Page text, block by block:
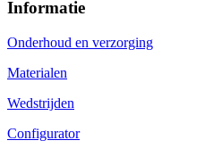
Informatie
Onderhoud en verzorging
Materialen
Wedstrijden
Configurator